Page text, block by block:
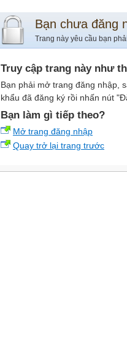
Bạn chưa đăng
Trang này yêu cầu bạn
Truy cập trang này như
Bạn phải mở trang đăng nhập,
khẩu đã đăng ký rồi nhấn nút
Bạn làm gì tiếp theo?
Mở trang đăng nhập
Quay trở lại trang trước